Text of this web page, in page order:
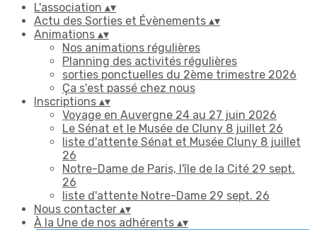
L'association ▴▾
Actu des Sorties et Évènements ▴▾
Animations ▴▾
Nos animations régulières
Planning des activités régulières
sorties ponctuelles du 2ème trimestre 2026
Ça s'est passé chez nous
Inscriptions ▴▾
Voyage en Auvergne 24 au 27 juin 2026
Le Sénat et le Musée de Cluny 8 juillet 26
liste d'attente Sénat et Musée Cluny 8 juillet
26
Notre-Dame de Paris, l'île de la Cité 29 sept.
26
liste d'attente Notre-Dame 29 sept. 26
Nous contacter ▴▾
À la Une de nos adhérents ▴▾